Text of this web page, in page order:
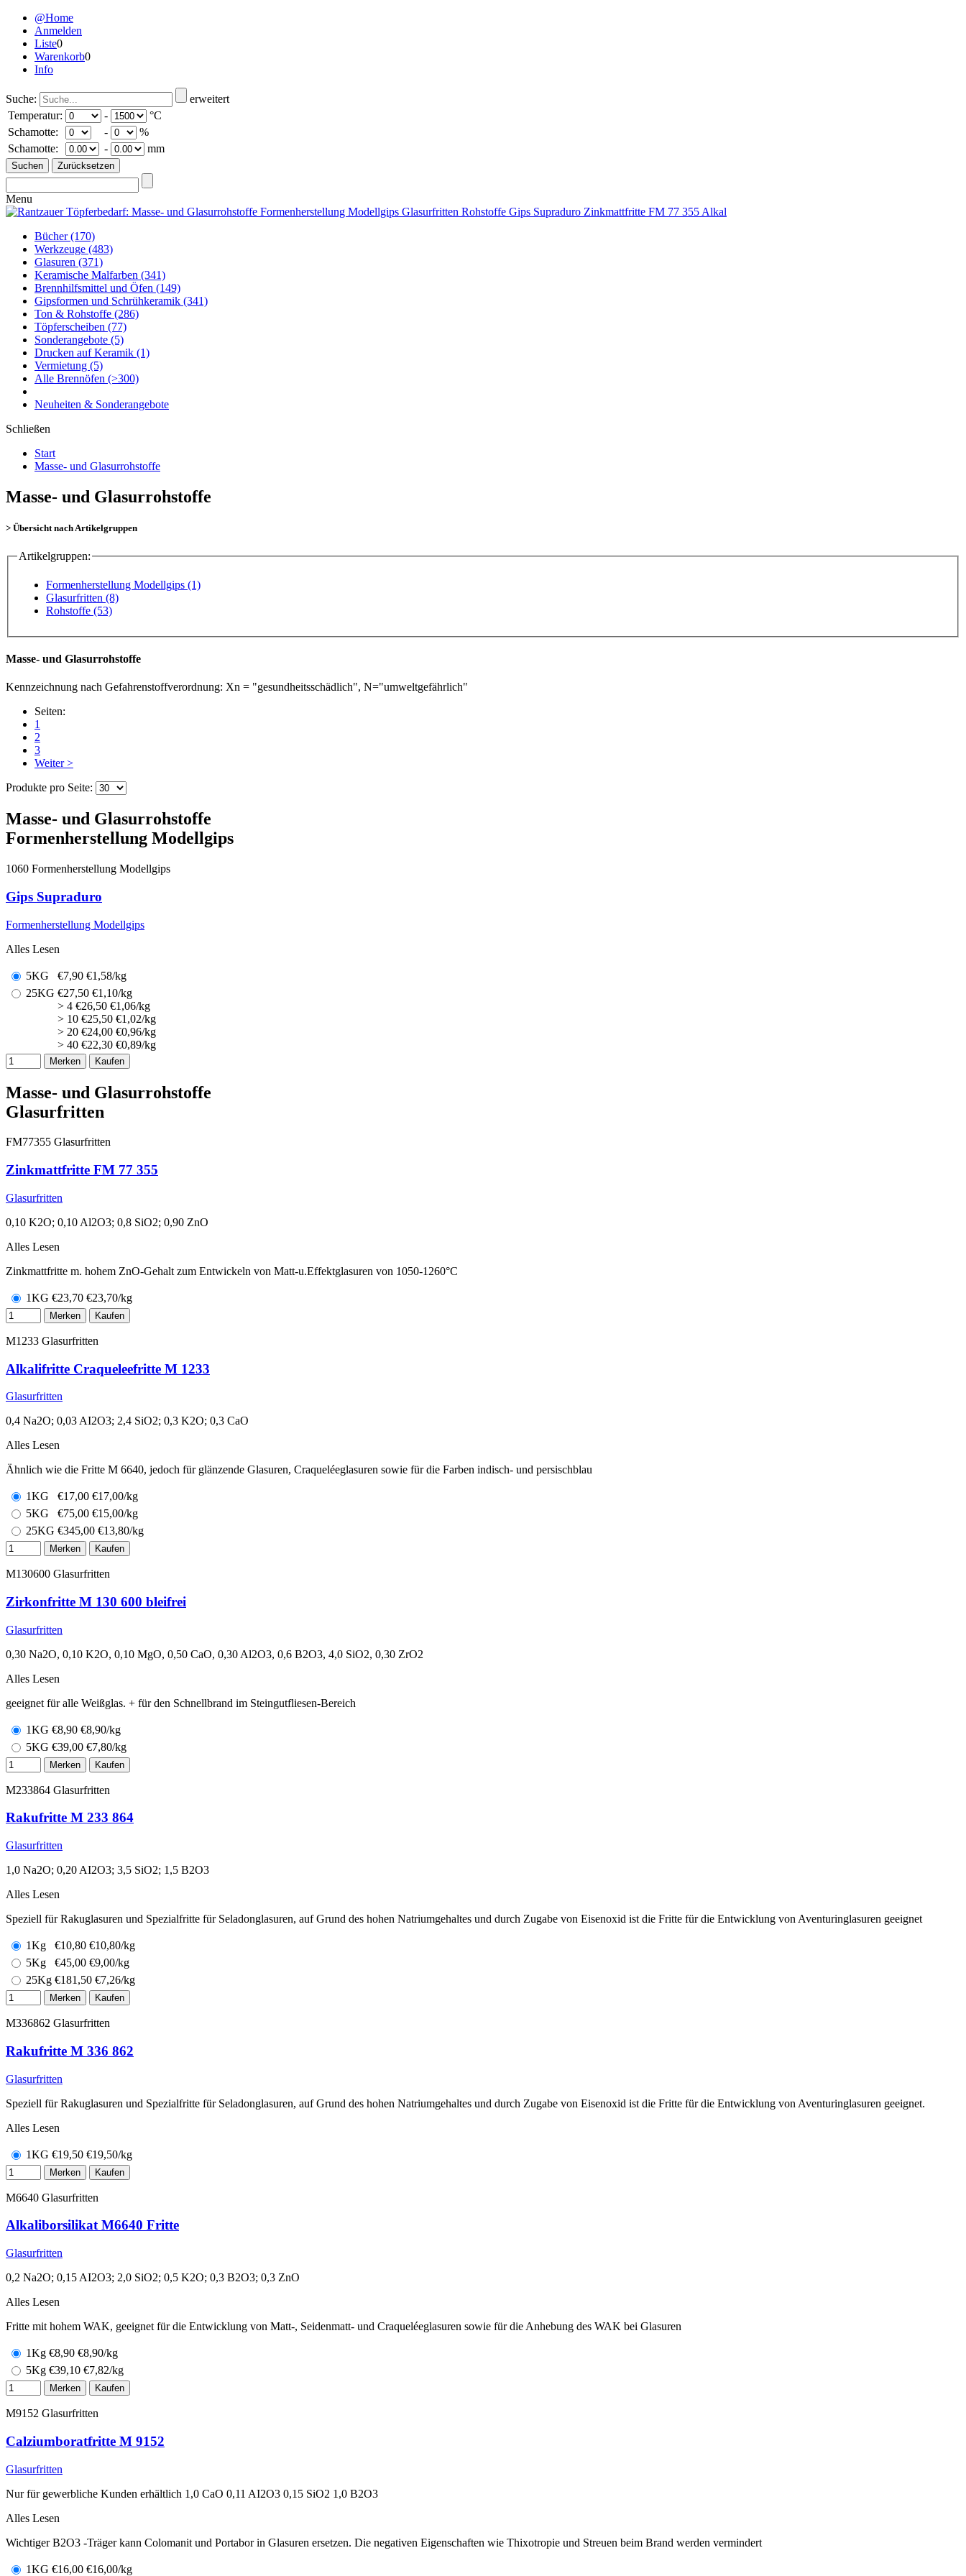
@Home
Anmelden
Liste0
Warenkorb0
Info
Suche:
erweitert
Temperatur:
-
°C
Schamotte:
-
%
Schamotte:
- mm
Menu
Bücher(170)
Werkzeuge (483)
Glasuren (371)
Keramische Malfarben (341)
Brennhilfsmittel und Öfen (149)
Gipsformen und Schrühkeramik (341)
Ton & Rohstoffe (286)
Töpferscheiben (77)
Sonderangebote (5)
Drucken auf Keramik (1)
Vermietung (5)
Alle Brennöfen (>300)
Neuheiten & Sonderangebote
Schließen
Start
Masse- und Glasurrohstoffe
Masse- und Glasurrohstoffe
> Übersicht nach Artikelgruppen
Artikelgruppen:
Formenherstellung Modellgips (1)
Glasurfritten (8)
Rohstoffe (53)
Masse- und Glasurrohstoffe
Kennzeichnung nach Gefahrenstoffverordnung: Xn = "gesundheitsschädlich", N="umweltgefährlich"
Seiten:
1
2
3
Weiter >
Produkte pro Seite:
Masse- und Glasurrohstoffe
Formenherstellung Modellgips
1060 Formenherstellung Modellgips
Gips Supraduro
Formenherstellung Modellgips
Alles Lesen
5KG €7,90 €1,58/kg
25KG €27,50 €1,10/kg
> 4 €26,50 €1,06/kg
> 10 €25,50 €1,02/kg
> 20 €24,00 €0,96/kg
> 40 €22,30 €0,89/kg
Merken Kaufen
Masse- und Glasurrohstoffe
Glasurfritten
FM77355 Glasurfritten
Zinkmattfritte FM 77 355
Glasurfritten
0,10 K2O; 0,10 Al2O3; 0,8 SiO2; 0,90 ZnO
Alles Lesen
Zinkmattfritte m. hohem ZnO-Gehalt zum Entwickeln von Matt-u.Effektglasuren von 1050-1260°C
1KG €23,70 €23,70/kg
Merken Kaufen
M1233 Glasurfritten
Alkalifritte Craqueleefritte M 1233
Glasurfritten
0,4 Na2O; 0,03 AI2O3; 2,4 SiO2; 0,3 K2O; 0,3 CaO
Alles Lesen
Ähnlich wie die Fritte M 6640, jedoch für glänzende Glasuren, Craqueléeglasuren sowie für die Farben indisch- und persischblau
1KG €17,00 €17,00/kg
5KG
€75,00 €15,00/kg
25KG €345,00 €13,80/kg
Merken Kaufen
M130600 Glasurfritten
Zirkonfritte M 130 600 bleifrei
Glasurfritten
0,30 Na2O, 0,10 K2O, 0,10 MgO, 0,50 CaO, 0,30 Al2O3, 0,6 B2O3, 4,0 SiO2, 0,30 ZrO2
Alles Lesen
geeignet für alle Weißglas. + für den Schnellbrand im Steingutfliesen-Bereich
1KG €8,90 €8,90/kg
5KG €39,00 €7,80/kg
Merken Kaufen
M233864 Glasurfritten
Rakufritte M 233 864
Glasurfritten
1,0 Na2O; 0,20 AI2O3; 3,5 SiO2; 1,5 B2O3
Alles Lesen
Speziell für Rakuglasuren und Spezialfritte für Seladonglasuren, auf Grund des hohen Natriumgehaltes und durch Zugabe von Eisenoxid ist die Fritte für die Entwicklung von Aventuringlasuren geeignet
1Kg €10,80 €10,80/kg
5Kg
€45,00 €9,00/kg
25Kg €181,50 €7,26/kg
Merken Kaufen
M336862 Glasurfritten
Rakufritte M 336 862
Glasurfritten
Speziell für Rakuglasuren und Spezialfritte für Seladonglasuren, auf Grund des hohen Natriumgehaltes und durch Zugabe von Eisenoxid ist die Fritte für die Entwicklung von Aventuringlasuren geeignet.
Alles Lesen
1KG €19,50 €19,50/kg
Merken Kaufen
M6640 Glasurfritten
Alkaliborsilikat M6640 Fritte
Glasurfritten
0,2 Na2O; 0,15 AI2O3; 2,0 SiO2; 0,5 K2O; 0,3 B2O3; 0,3 ZnO
Alles Lesen
Fritte mit hohem WAK, geeignet für die Entwicklung von Matt-, Seidenmatt- und Craqueléeglasuren sowie für die Anhebung des WAK bei Glasuren
1Kg €8,90 €8,90/kg
5Kg €39,10 €7,82/kg
Merken Kaufen
M9152 Glasurfritten
Calziumboratfritte M 9152
Glasurfritten
Nur für gewerbliche Kunden erhältlich 1,0 CaO 0,11 AI2O3 0,15 SiO2 1,0 B2O3
Alles Lesen
Wichtiger B2O3 -Träger kann Colomanit und Portabor in Glasuren ersetzen. Die negativen Eigenschaften wie Thixotropie und Streuen beim Brand werden vermindert
1KG €16,00 €16,00/kg